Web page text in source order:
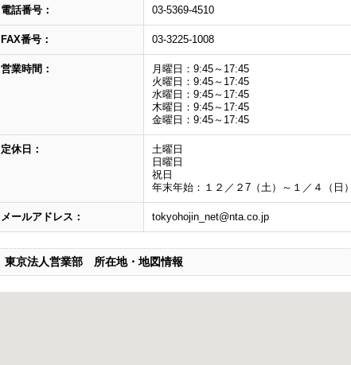
電話番号： 03-5369-4510
FAX番号： 03-3225-1008
営業時間：
月曜日：9:45～17:45
火曜日：9:45～17:45
水曜日：9:45～17:45
木曜日：9:45～17:45
金曜日：9:45～17:45
定休日：
土曜日
日曜日
祝日
年末年始：１２／２7（土）～１／４（日）
メールアドレス： tokyohojin_net@nta.co.jp
東京法人営業部 所在地・地図情報